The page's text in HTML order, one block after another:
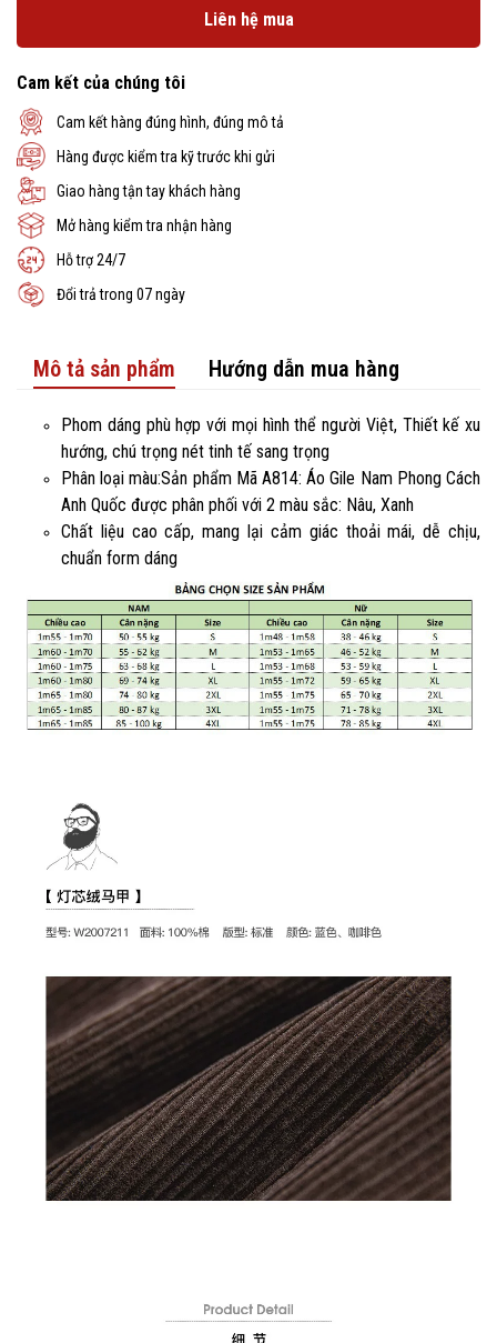
Liên hệ mua
Cam kết của chúng tôi
Cam kết hàng đúng hình, đúng mô tả
Hàng được kiểm tra kỹ trước khi gửi
Giao hàng tận tay khách hàng
Mở hàng kiểm tra nhận hàng
Hỗ trợ 24/7
Đổi trả trong 07 ngày
Mô tả sản phẩm Hướng dẫn mua hàng
Phom dáng phù hợp với mọi hình thể người Việt, Thiết kế xu
hướng, chú trọng nét tinh tế sang trọng
Phân loại màu:Sản phẩm Mã A814: Áo Gile Nam Phong Cách
Anh Quốc được phân phối với 2 màu sắc: Nâu, Xanh
Chất liệu cao cấp, mang lại cảm giác thoải mái, dễ chịu,
chuẩn form dáng